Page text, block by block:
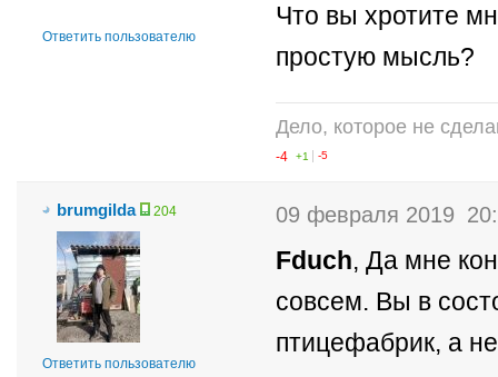
Ответить пользователю
Что вы хротите
простую мысль?
Дело, которое не
-4 +1 -5
brumgilda 204
Ответить пользователю
09 февраля 2019
Fduch, Да мне
совсем. Вы в
птицефабрик, а